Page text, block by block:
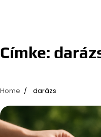
Címke:
Home darázs